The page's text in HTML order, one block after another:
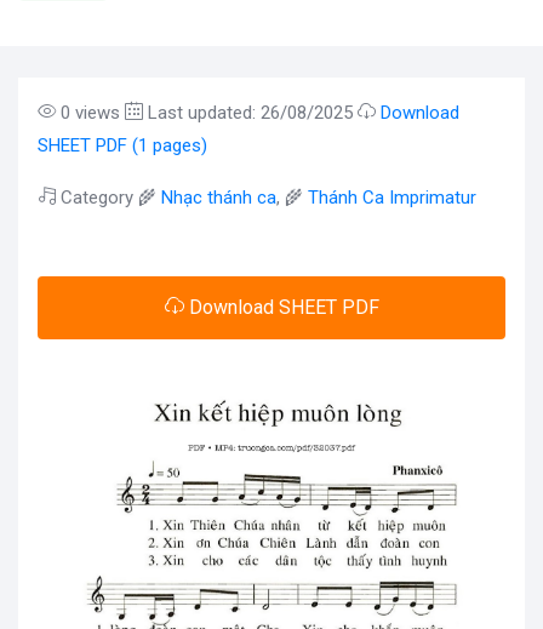
0 views Last updated: 26/08/2025
Download
SHEET PDF (1 pages)
Category 🌾 Nhạc thánh ca, 🌾 Thánh Ca Imprimatur
Download SHEET PDF